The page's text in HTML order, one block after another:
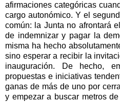
afirmaciones categóricas
cargo autonómico. Y el
común: la Junta no afrontará
de indemnizar y pagar la
misma ha hecho
sino esperar a recibir la
inauguración. De hecho,
propuestas e iniciativas
ganas de más de uno por
y empezar a buscar metros